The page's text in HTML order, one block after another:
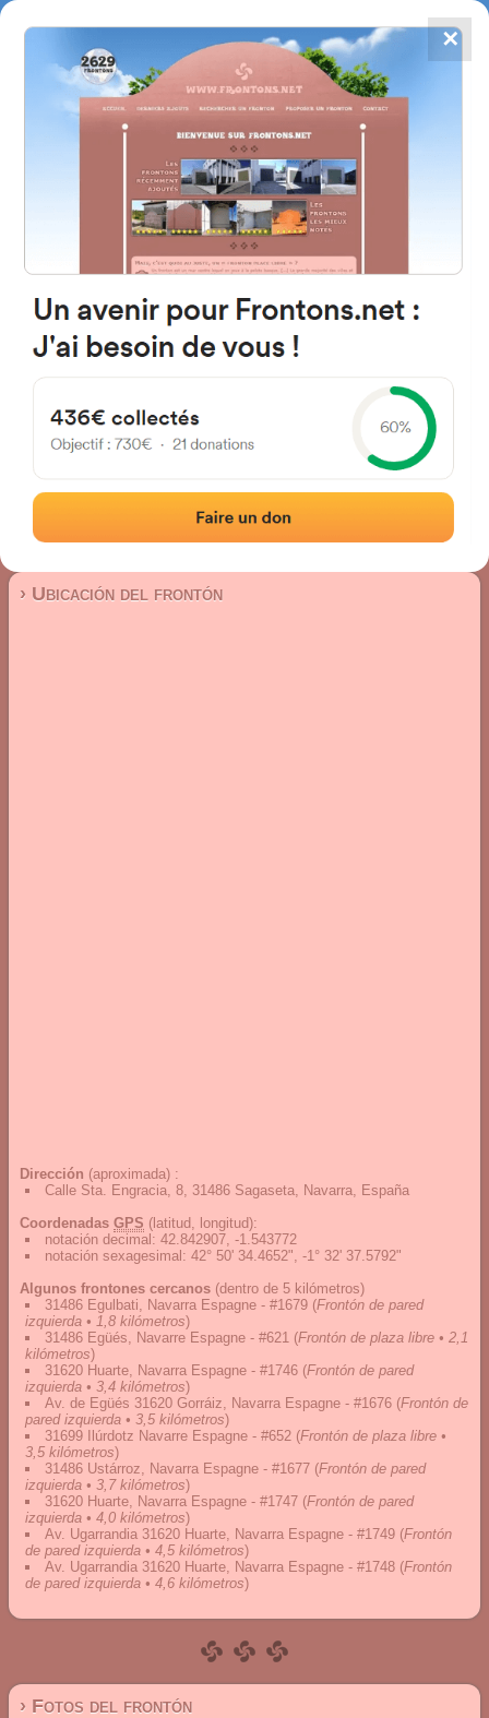
FRONTONS.NET
BUSCAR UN FRONTÓN
AÑADIR UN FRONTÓN
4784
frontones
Calle Sta. Engracia 31486
Sagaseta, Navarra Espagne
8 España
Frontón de pared izquierda
Localización|Fotos|Comentarios y reseñas
› Ubicación del frontón
Dirección (aproximada) :
Calle Sta. Engracia, 8, 31486 Sagaseta, Navarra, España
Coordenadas GPS (latitud, longitud):
notación decimal : 42.842907, -1.543772
notación sexagesimal : 42° 50' 34.4652", -1° 32' 37.5792"
Algunos frontones cercanos (dentro de 5 kilómetros)
31486 Egulbati, Navarra Espagne - #1679 (Frontón de pared
izquierda • 1,8 kilómetros)
31486 Egüés, Navarre Espagne - #621 (Frontón de plaza libre • 2,1
kilómetros)
31620 Huarte, Navarra Espagne - #1746 (Frontón de pared
izquierda • 3,4 kilómetros)
Av. de Egüés 31620 Gorráiz, Navarra Espagne - #1676 (Frontón de
pared izquierda • 3,5 kilómetros)
31699 Ilúrdotz Navarre Espagne - #652 (Frontón de plaza libre •
3,5 kilómetros)
31486 Ustárroz, Navarra Espagne - #1677 (Frontón de pared
izquierda • 3,7 kilómetros)
31620 Huarte, Navarra Espagne - #1747 (Frontón de pared
izquierda • 4,0 kilómetros)
Av. Ugarrandia 31620 Huarte, Navarra Espagne - #1749 (Frontón
de pared izquierda • 4,5 kilómetros)
Av. Ugarrandia 31620 Huarte, Navarra Espagne - #1748 (Frontón
de pared izquierda • 4,6 kilómetros)
› Fotos del frontón
✕